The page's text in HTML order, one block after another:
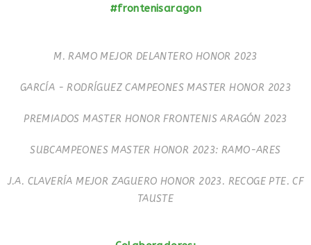
#frontenisaragon
M. RAMO MEJOR DELANTERO HONOR 2023
GARCÍA - RODRÍGUEZ CAMPEONES MASTER HONOR 2023
PREMIADOS MASTER HONOR FRONTENIS ARAGÓN 2023
SUBCAMPEONES MASTER HONOR 2023: RAMO-ARES
J.A. CLAVERÍA MEJOR ZAGUERO HONOR 2023. RECOGE PTE. CF
TAUSTE